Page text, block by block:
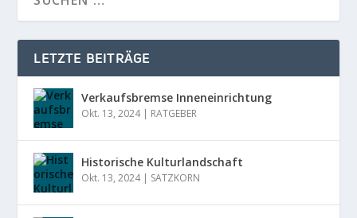
LETZTE BEITRÄGE
Verkaufsbremse Inneneinrichtung
Okt. 13, 2024| RATGEBER
Historische Kulturlandschaft
Okt. 13, 2024| SATZKORN